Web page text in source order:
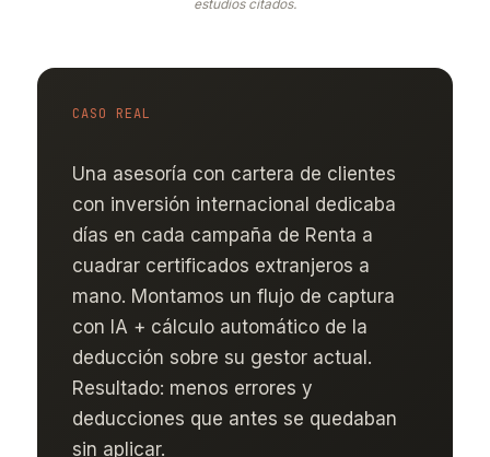
estudios citados.
CASO REAL
Una asesoría con cartera de clientes
con inversión internacional dedicaba
días en cada campaña de Renta a
cuadrar certificados extranjeros a
mano. Montamos un flujo de captura
con IA + cálculo automático de la
deducción sobre su gestor actual.
Resultado: menos errores y
deducciones que antes se quedaban
sin aplicar.